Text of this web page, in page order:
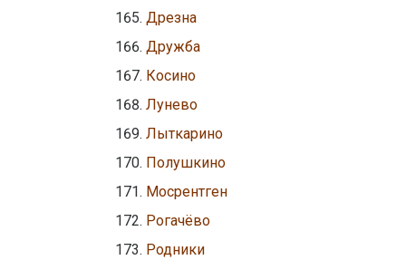
Дрезна
Дружба
Косино
Лунево
Лыткарино
Полушкино
Мосрентген
Рогачёво
Родники